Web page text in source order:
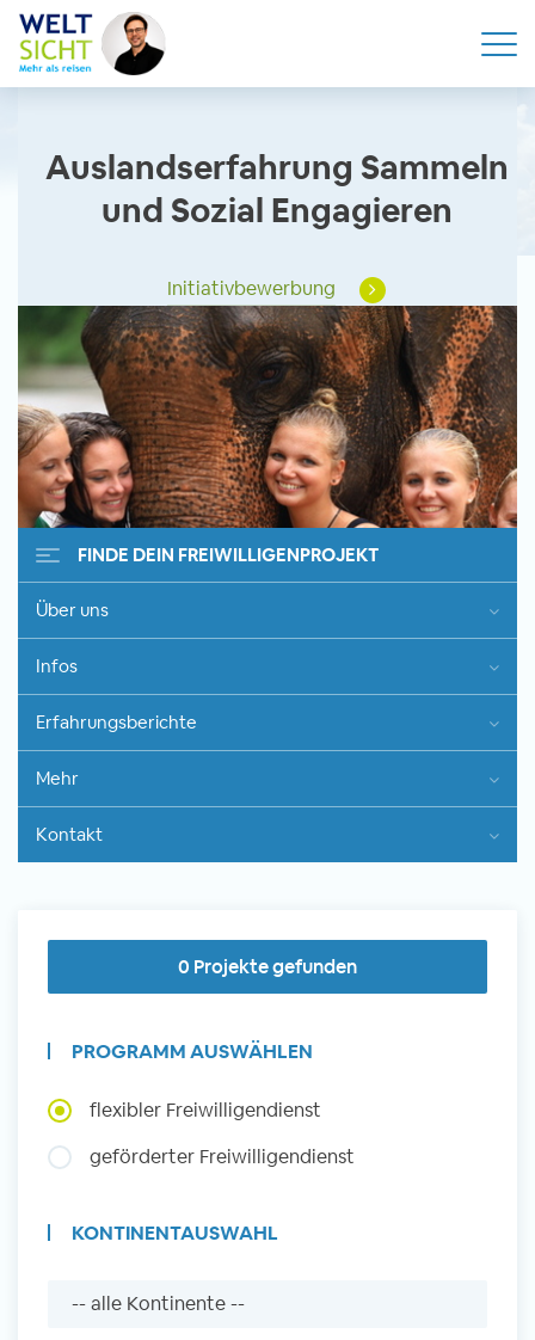
Auslandserfahrung Sammeln
und Sozial Engagieren
Initiativbewerbung
Freiwilligenarbeit im Ausland -
Erfahrungsberichte
Auslandserfahrung Sammeln
und Sozial Engagieren
Initiativbewerbung
FINDE DEIN FREIWILLIGENPROJEKT
Über uns
Infos
Erfahrungsberichte
Mehr
Kontakt
0 Projekte gefunden
PROGRAMM AUSWÄHLEN
flexibler Freiwilligendienst
geförderter Freiwilligendienst
KONTINENTAUSWAHL